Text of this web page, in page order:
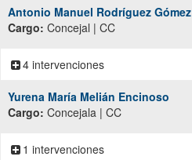
Antonio Manuel Rodríguez Gómez
Cargo: Concejal | CC
4 intervenciones
Yurena María Melián Encinoso
Cargo: Concejala | CC
1 intervenciones